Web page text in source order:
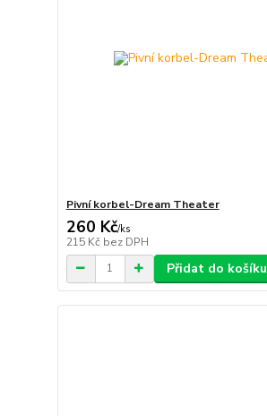
Pivní korbel-Dream Theater
260 Kč/ks
215 Kč bez DPH
Přidat do košíku